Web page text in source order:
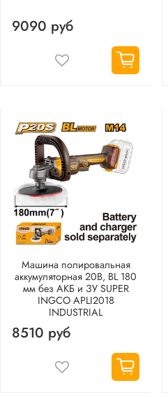
9090 руб
Машина полировальная
аккумуляторная 20В, BL 180
мм без АКБ и ЗУ SUPER
INGCO APLI2018
INDUSTRIAL
8510 руб